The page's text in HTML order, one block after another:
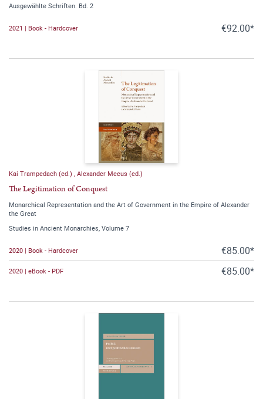
Ausgewählte Schriften. Bd. 2
2021 | Book - Hardcover €92.00*
Kai Trampedach (ed.) Alexander Meeus (ed.)
The Legitimation of Conquest
Monarchical Representation and the Art of Government in the Empire of Alexander
the Great
Studies in Ancient Monarchies, Volume 7
2020 | Book - Hardcover €85.00*
2020 | eBook - PDF €85.00*